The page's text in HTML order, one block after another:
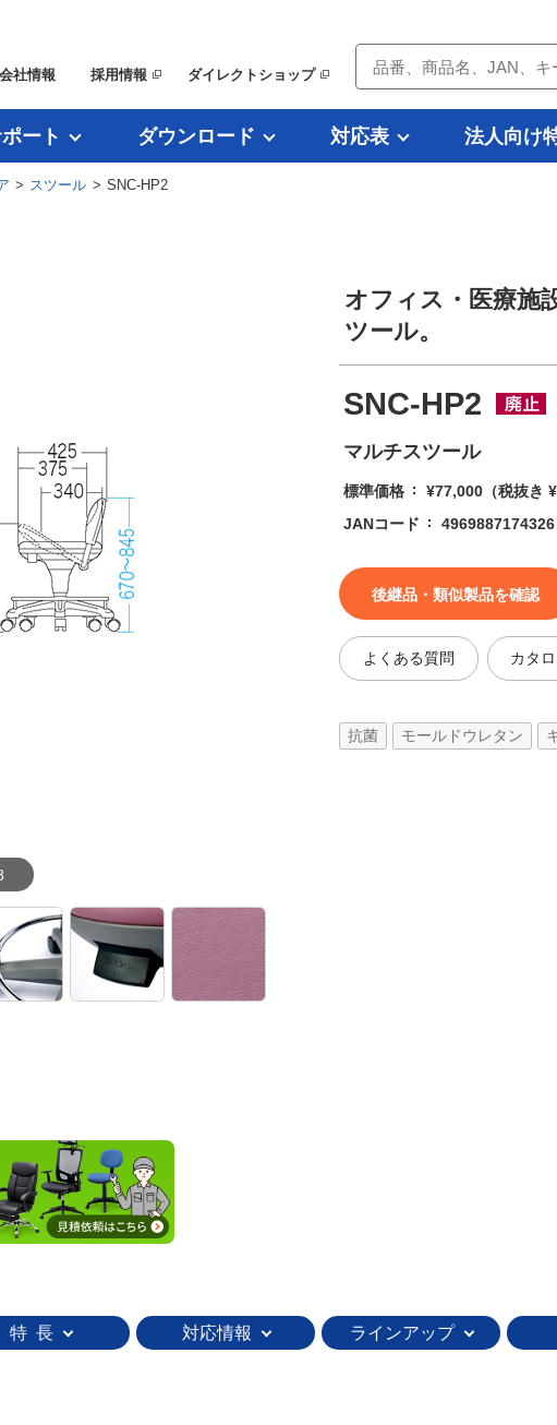
会社情報 採用情報 ダイレクトショップ
ート ダウンロード 対応表 法人向け
> スツール > SNC-HP2
オフィス・医療施
ツール。
SNC-HP2
マルチスツール
標準価格 ¥77,000 （税抜き
JANコード
4969887174326
後継品・類似製品を確認
よくある質問 カタ
抗菌 モールドウレタン
特 長 対応情報 ラインアップ